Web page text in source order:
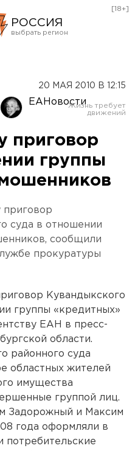
РОССИЯ
Оренбург
[18+]
20 МАЯ 2010 В 12:15
ЕАНовости
приговор
группы
приговор
суда в отношении
сообщили
прокуратуры
Кувандыкского
группы «кредитных»
ЕАН в пресс-
области.
районного суда
областных жителей
имущества
группой лиц.
Задорожный и Максим
года оформляли в
потребительские